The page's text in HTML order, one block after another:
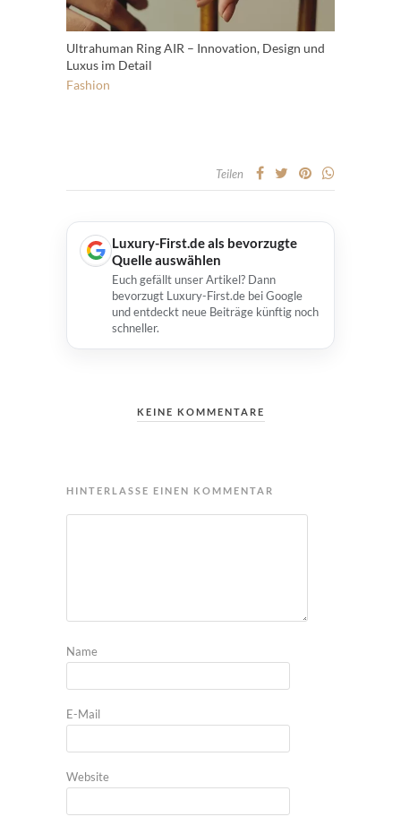
Ultrahuman Ring AIR – Innovation, Design und
Luxus im Detail
Fashion
Teilen
Luxury-First.de als bevorzugte
Quelle auswählen
Euch gefällt unser Artikel? Dann
bevorzugt Luxury-First.de bei Google
und entdeckt neue Beiträge künftig noch
schneller.
KEINE KOMMENTARE
HINTERLASSE EINEN KOMMENTAR
Name
E-Mail
Website